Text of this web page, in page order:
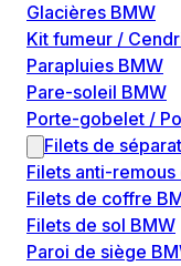
Glacières BMW
Kit fumeur /
Parapluies BMW
Pare-soleil BMW
Porte-gobelet /
Filets de
Filets anti-
Filets de coffre
Filets de sol BMW
Paroi de siège